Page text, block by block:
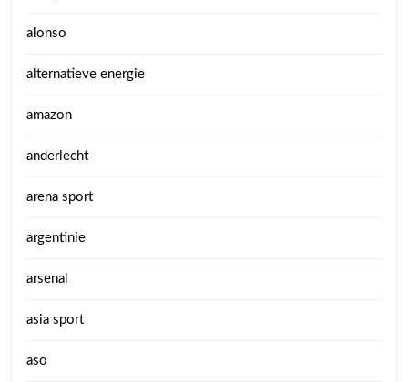
alonso
alternatieve energie
amazon
anderlecht
arena sport
argentinie
arsenal
asia sport
aso